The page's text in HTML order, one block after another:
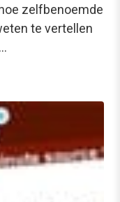
zelfbenoemde
te vertellen